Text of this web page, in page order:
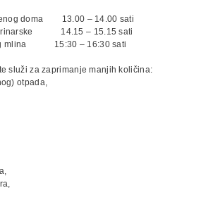
doma 13.00 – 14.00 sati
14.15 – 15.15 sati
mlina 15:30 – 16:30 sati
služi za zaprimanje manjih količina:
otpada,